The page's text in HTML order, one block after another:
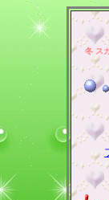
冬 ス